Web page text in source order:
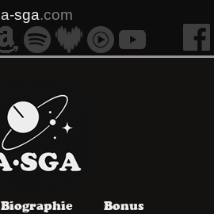
a-sga.com
Biographie Bonus